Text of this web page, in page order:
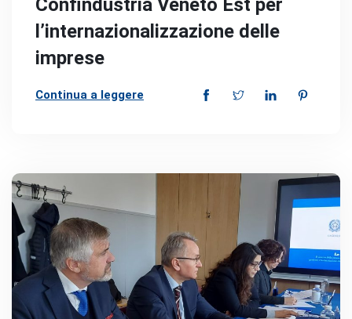
Confindustria Veneto Est per
l’internazionalizzazione delle
imprese
Continua a leggere